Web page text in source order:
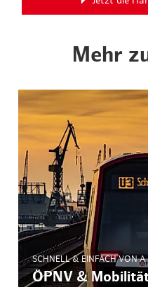
Mehr
SCHNELL & EINFACH VON A
ÖPNV &